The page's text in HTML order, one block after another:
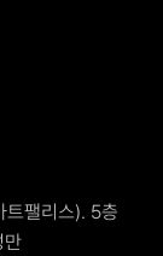
팰리스). 5층
만